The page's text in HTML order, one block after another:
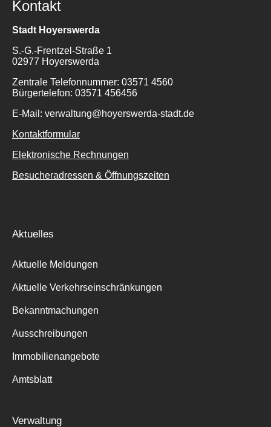
Kontakt
Stadt Hoyerswerda
S.-G.-Frentzel-Straße 1
02977 Hoyerswerda
Zentrale Telefonnummer: 03571 4560
Bürgertelefon: 03571 456456
E-Mail: verwaltung@hoyerswerda-stadt.de
Kontaktformular
Elektronische Rechnungen
Besucheradressen & Öffnungszeiten
Aktuelles
Aktuelle Meldungen
Aktuelle Verkehrseinschränkungen
Bekanntmachungen
Ausschreibungen
Immobilienangebote
Amtsblatt
Verwaltung